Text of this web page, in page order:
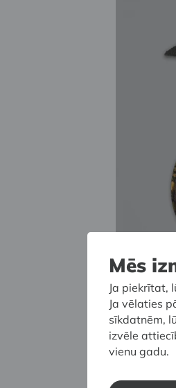
Nezināms
gs. 2.
Doma
Jansone
Mēs
Ja piekrītat,
Ja vēlaties
sīkdatnēm,
izvēle
vienu gadu.